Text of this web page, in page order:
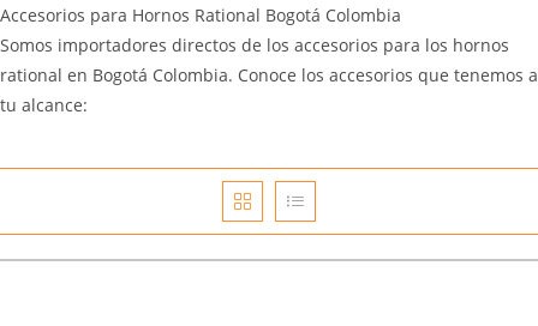
Accesorios para Hornos Rational Bogotá Colombia
Somos importadores directos de los accesorios para los hornos
rational en Bogotá Colombia. Conoce los accesorios que tenemos a
tu alcance: